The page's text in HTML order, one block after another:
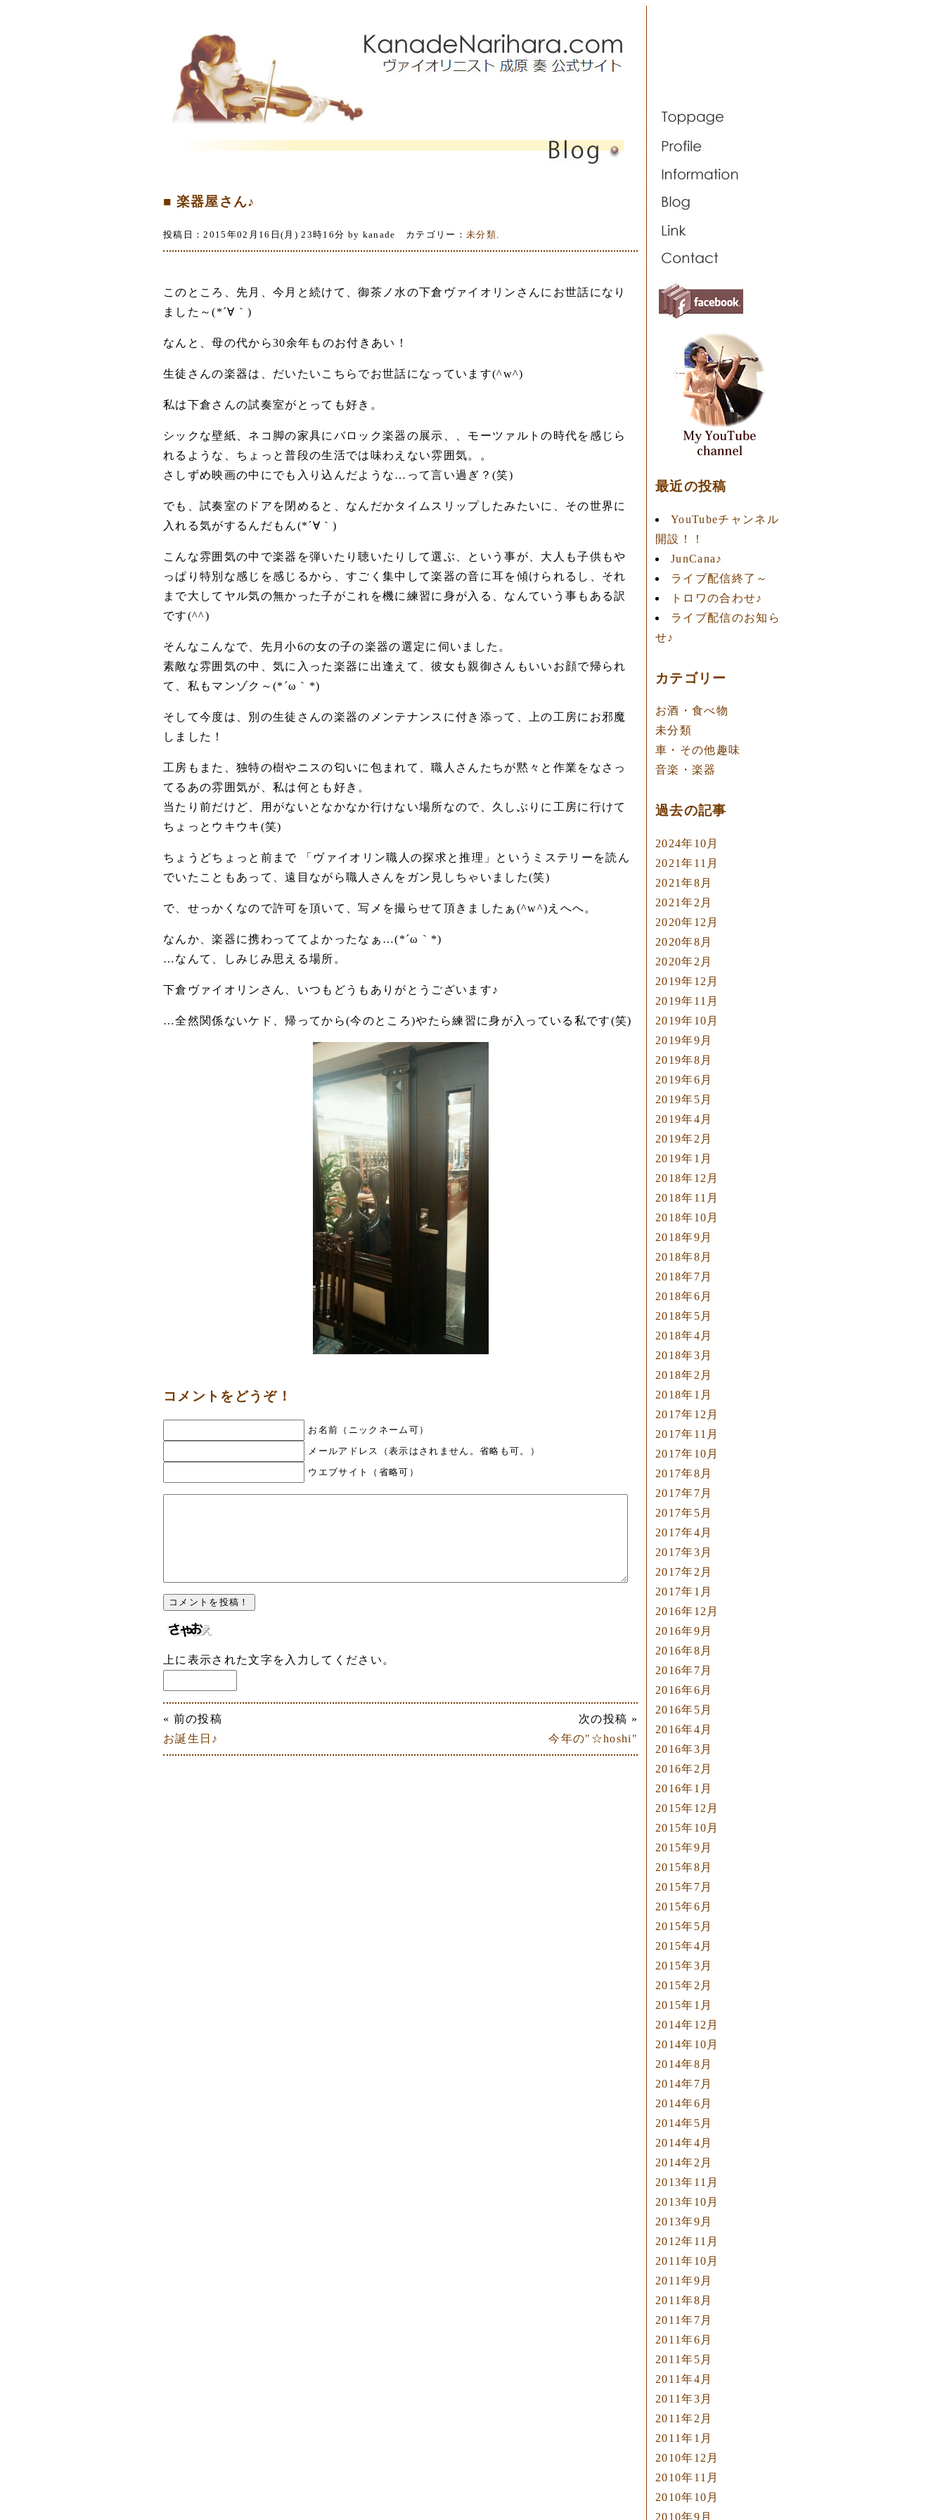
■ 楽器屋さん♪
投稿日：2015年02月16日(月) 23時16分 by kanade カテゴリー： 未分類
このところ、先月、今月と続けて、御茶ノ水の下倉ヴァイオリンさんにお世話になり
ました～(*´∀｀)
なんと、母の代から30余年ものお付きあい！
生徒さんの楽器は、だいたいこちらでお世話になっています(^w^)
私は下倉さんの試奏室がとっても好き。
シックな壁紙、ネコ脚の家具にバロック楽器の展示、、モーツァルトの時代を感じら
れるような、ちょっと普段の生活では味わえない雰囲気。。
さしずめ映画の中にでも入り込んだような…って言い過ぎ？(笑)
でも、試奏室のドアを閉めると、なんだかタイムスリップしたみたいに、その世界に
入れる気がするんだもん(*´∀｀)
こんな雰囲気の中で楽器を弾いたり聴いたりして選ぶ、という事が、大人も子供もや
っぱり特別な感じを感じるから、すごく集中して楽器の音に耳を傾けられるし、それ
まで大してヤル気の無かった子がこれを機に練習に身が入る、なんていう事もある訳
です(^^)
そんなこんなで、先月小6の女の子の楽器の選定に伺いました。
素敵な雰囲気の中、気に入った楽器に出逢えて、彼女も親御さんもいいお顔で帰られ
て、私もマンゾク～(*´ω｀*)
そして今度は、別の生徒さんの楽器のメンテナンスに付き添って、上の工房にお邪魔
しました！
工房もまた、独特の樹やニスの匂いに包まれて、職人さんたちが黙々と作業をなさっ
てるあの雰囲気が、私は何とも好き。
当たり前だけど、用がないとなかなか行けない場所なので、久しぶりに工房に行けて
ちょっとウキウキ(笑)
ちょうどちょっと前まで 「ヴァイオリン職人の探求と推理」というミステリーを読ん
でいたこともあって、遠目ながら職人さんをガン見しちゃいました(笑)
で、せっかくなので許可を頂いて、写メを撮らせて頂きましたぁ(^w^)えへへ。
なんか、楽器に携わっててよかったなぁ…(*´ω｀*)
…なんて、しみじみ思える場所。
下倉ヴァイオリンさん、いつもどうもありがとうございます♪
…全然関係ないケド、帰ってから(今のところ)やたら練習に身が入っている私です(笑)
コメントをどうぞ！
お名前（ニックネーム可）
メールアドレス（表示はされません。省略も可。）
ウエブサイト（省略可）
上に表示された文字を入力してください。
« 前の投稿
お誕生日♪
次の投稿 »
今年の"☆hoshi"
最近の投稿
YouTubeチャンネル
開設！！
JunCana♪
ライブ配信終了～
トロワの合わせ♪
ライブ配信のお知ら
せ♪
カテゴリー
お酒・食べ物
未分類
車・その他趣味
音楽・楽器
過去の記事
2024年10月
2021年11月
2021年8月
2021年2月
2020年12月
2020年8月
2020年2月
2019年12月
2019年11月
2019年10月
2019年9月
2019年8月
2019年6月
2019年5月
2019年4月
2019年2月
2019年1月
2018年12月
2018年11月
2018年10月
2018年9月
2018年8月
2018年7月
2018年6月
2018年5月
2018年4月
2018年3月
2018年2月
2018年1月
2017年12月
2017年11月
2017年10月
2017年8月
2017年7月
2017年5月
2017年4月
2017年3月
2017年2月
2017年1月
2016年12月
2016年9月
2016年8月
2016年7月
2016年6月
2016年5月
2016年4月
2016年3月
2016年2月
2016年1月
2015年12月
2015年10月
2015年9月
2015年8月
2015年7月
2015年6月
2015年5月
2015年4月
2015年3月
2015年2月
2015年1月
2014年12月
2014年10月
2014年8月
2014年7月
2014年6月
2014年5月
2014年4月
2014年2月
2013年11月
2013年10月
2013年9月
2012年11月
2011年10月
2011年9月
2011年8月
2011年7月
2011年6月
2011年5月
2011年4月
2011年3月
2011年2月
2011年1月
2010年12月
2010年11月
2010年10月
2010年9月